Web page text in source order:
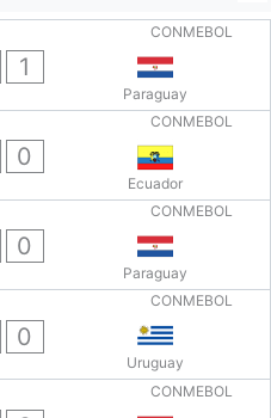
CONMEBOL
1
Paraguay
CONMEBOL
0
Ecuador
CONMEBOL
0
Paraguay
CONMEBOL
0
Uruguay
CONMEBOL